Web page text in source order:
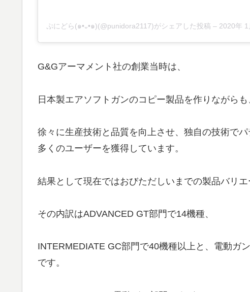
ぷにどら(๑•᎑•๑)(@punidora2117)がシェアした投稿 – 2020年 1月月
G&Gアーマメント社の創業当時は、
日本製エアソフトガンのコピー製品を作りながらも
徐々に生産技術と品質を向上させ、独自の技術で
多くのユーザーを獲得しています。
結果として現在ではおびただしいまでの製品バリエ
その内訳はADVANCED GT部門で14機種、
INTERMEDIATE GC部門で40機種以上と、電動ガ
です。